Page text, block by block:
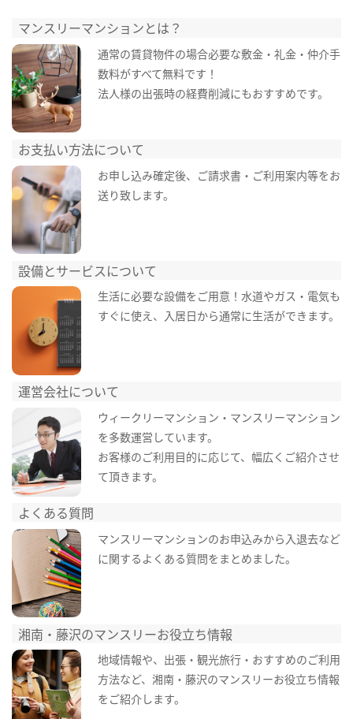
マンスリーマンションとは？
通常の賃貸物件の場合必要な敷金・礼金・仲介手
数料がすべて無料です！
法人様の出張時の経費削減にもおすすめです。
お支払い方法について
お申し込み確定後、ご請求書・ご利用案内等をお
送り致します。
設備とサービスについて
生活に必要な設備をご用意！水道やガス・電気も
すぐに使え、入居日から通常に生活ができます。
運営会社について
ウィークリーマンション・マンスリーマンション
を多数運営しています。
お客様のご利用目的に応じて、幅広くご紹介させ
て頂きます。
よくある質問
マンスリーマンションのお申込みから入退去など
に関するよくある質問をまとめました。
湘南・藤沢のマンスリーお役立ち情報
地域情報や、出張・観光旅行・おすすめのご利用
方法など、湘南・藤沢のマンスリーお役立ち情報
をご紹介します。